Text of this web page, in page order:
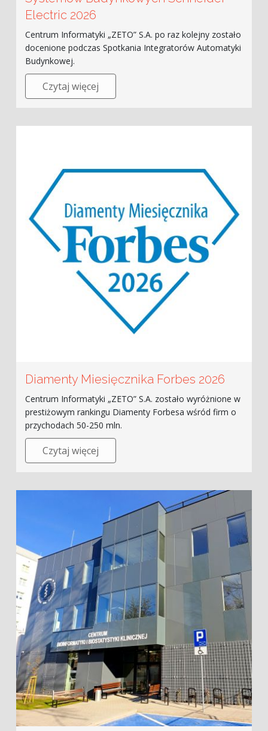
Electric 2026
Centrum Informatyki „ZETO” S.A. po raz kolejny zostało
docenione podczas Spotkania Integratorów Automatyki
Budynkowej.
Czytaj więcej
Diamenty Miesięcznika Forbes 2026
Centrum Informatyki „ZETO” S.A. zostało wyróżnione w
prestiżowym rankingu Diamenty Forbesa wśród firm o
przychodach 50-250 mln.
Czytaj więcej